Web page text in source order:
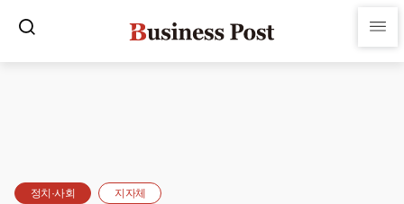
정치·사회 지자체